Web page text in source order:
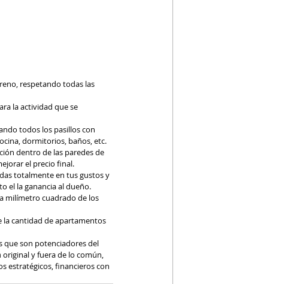
respetando todas las
la actividad que se
todos los pasillos con
dormitorios, baños, etc.
dentro de las paredes de
el precio final.
totalmente en tus gustos y
el la ganancia al dueño.
milímetro cuadrado de los
la cantidad de apartamentos
que son potenciadores del
y fuera de lo común,
estratégicos, financieros con